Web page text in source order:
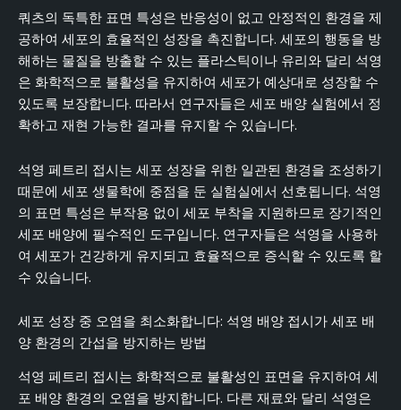
쿼츠의 독특한 표면 특성은 반응성이 없고 안정적인 환경을 제
공하여 세포의 효율적인 성장을 촉진합니다. 세포의 행동을 방
해하는 물질을 방출할 수 있는 플라스틱이나 유리와 달리 석영
은 화학적으로 불활성을 유지하여 세포가 예상대로 성장할 수
있도록 보장합니다. 따라서 연구자들은 세포 배양 실험에서 정
확하고 재현 가능한 결과를 유지할 수 있습니다.
석영 페트리 접시는 세포 성장을 위한 일관된 환경을 조성하기
때문에 세포 생물학에 중점을 둔 실험실에서 선호됩니다. 석영
의 표면 특성은 부작용 없이 세포 부착을 지원하므로 장기적인
세포 배양에 필수적인 도구입니다. 연구자들은 석영을 사용하
여 세포가 건강하게 유지되고 효율적으로 증식할 수 있도록 할
수 있습니다.
세포 성장 중 오염을 최소화합니다: 석영 배양 접시가 세포 배
양 환경의 간섭을 방지하는 방법
석영 페트리 접시는 화학적으로 불활성인 표면을 유지하여 세
포 배양 환경의 오염을 방지합니다. 다른 재료와 달리 석영은